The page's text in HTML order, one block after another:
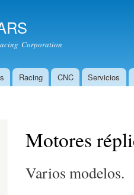
Corporation
Racing CNC Servicios
Motores
Varios modelos.